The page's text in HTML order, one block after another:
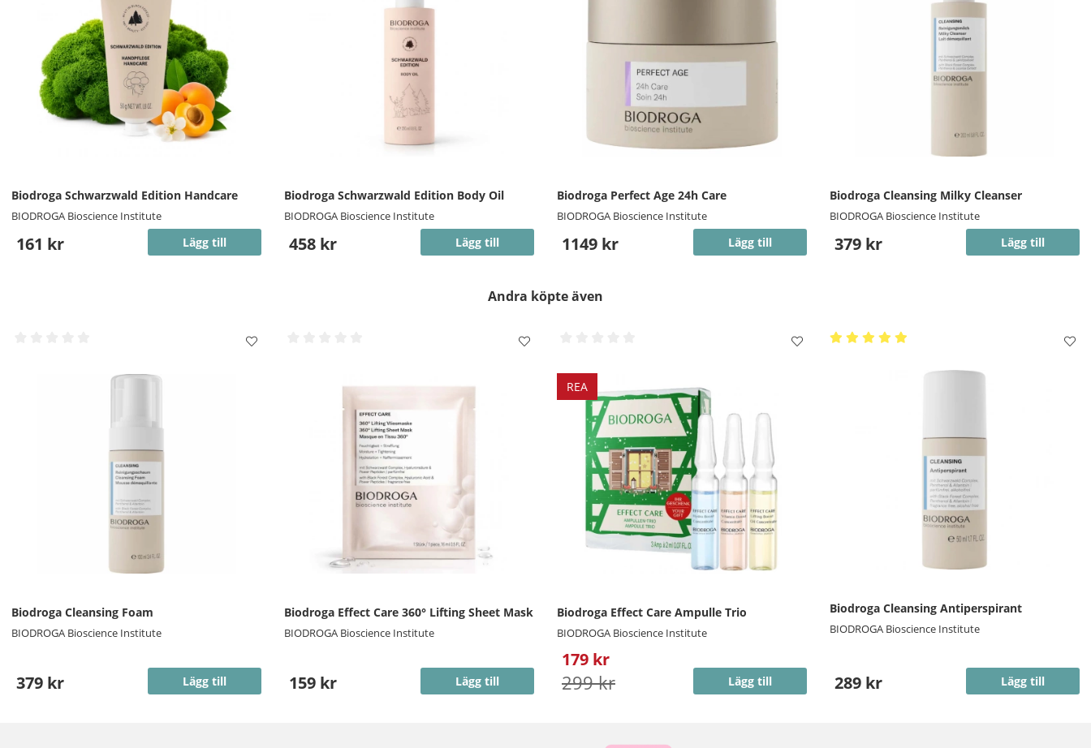
Biodroga Schwarzwald Edition Handcare
BIODROGA Bioscience Institute
161 kr Lägg till
Biodroga Schwarzwald Edition Body Oil
BIODROGA Bioscience Institute
458 kr Lägg till
Biodroga Perfect Age 24h Care
BIODROGA Bioscience Institute
1149 kr Lägg till
Biodroga Cleansing Milky Cleanser
BIODROGA Bioscience Institute
379 kr Lägg till
Andra köpte även
Biodroga Cleansing Foam
BIODROGA Bioscience Institute
379 kr Lägg till
Biodroga Effect Care 360° Lifting Sheet Mask
BIODROGA Bioscience Institute
159 kr Lägg till
REA
Biodroga Effect Care Ampulle Trio
BIODROGA Bioscience Institute
179 kr
299 kr Lägg till
Biodroga Cleansing Antiperspirant
BIODROGA Bioscience Institute
289 kr Lägg till